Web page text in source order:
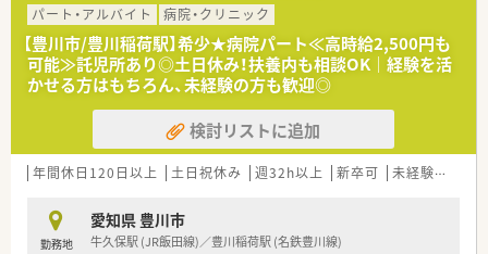
パート・アルバイト
病院・クリニック
【豊川市/豊川稲荷駅】希少★病院パート≪高時給2,500円も
可能≫託児所あり◎土日休み！扶養内も相談OK｜経験を活
かせる方はもちろん、未経験の方も歓迎◎
検討リストに追加
年間休日120日以上 土日祝休み 週32h以上 新卒可 未経験可
勤務地
愛知県 豊川市
牛久保駅 (JR飯田線)／豊川稲荷駅 (名鉄豊川線)